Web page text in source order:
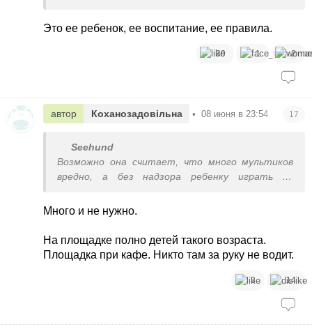
Я впервые с таким сталкиваюсь
Это ее ребенок, ее воспитание, ее правила.
39 1 2
автор Коханозадовільна • 08 июня в 23:54 17
Seehund
Возможно она считает, что много мультиков
вредно, а без надзора ребенку играть на
Много и не нужно.
На площадке полно детей такого возраста.
Площадка при кафе. Никто там за руку не водит.
3 14